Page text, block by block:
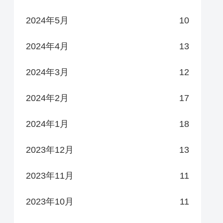
2024年5月 10
2024年4月 13
2024年3月 12
2024年2月 17
2024年1月 18
2023年12月 13
2023年11月 11
2023年10月 11